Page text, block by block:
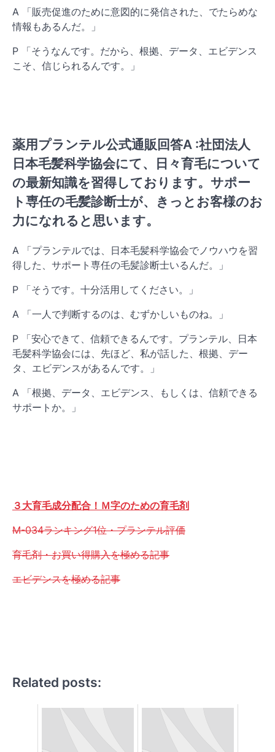
A 「販売促進のために意図的に発信された、でたらめな
情報もあるんだ。」
P 「そうなんです。だから、根拠、データ、エビデンス
こそ、信じられるんです。」
薬用プランテル公式通販回答A :社団法人
日本毛髪科学協会にて、日々育毛について
の最新知識を習得しております。サポー
ト専任の毛髪診断士が、きっとお客様のお
力になれると思います。
A 「プランテルでは、日本毛髪科学協会でノウハウを習
得した、サポート専任の毛髪診断士いるんだ。」
P 「そうです。十分活用してください。」
A 「一人で判断するのは、むずかしいものね。」
P 「安心できて、信頼できるんです。プランテル、日本
毛髪科学協会には、先ほど、私が話した、根拠、デー
タ、エビデンスがあるんです。」
A 「根拠、データ、エビデンス、もしくは、信頼できる
サポートか。」
３大育毛成分配合！Ｍ字のための育毛剤
M-034ランキング1位・プランテル評価
育毛剤・お買い得購入を極める記事
エビデンスを極める記事
Related posts: